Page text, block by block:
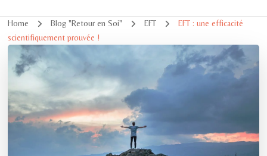
Home Blog "Retour en Soi" EFT
EFT : une efficacité
scientifiquement prouvée !